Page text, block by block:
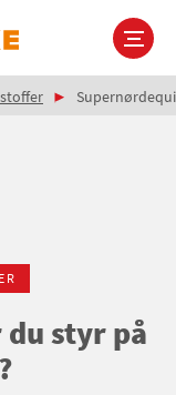
styr på